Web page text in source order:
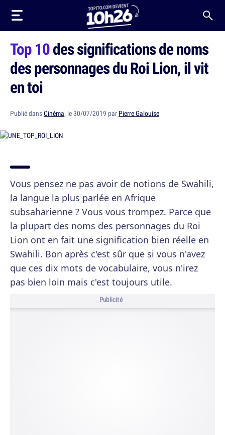
Top 10des significations de noms
des personnages du Roi Lion, il vit
en toi
Publié dansCinéma, le 30/07/2019 par Pierre Galouise
Vous pensez ne pas avoir de notions de Swahili,
la langue la plus parlée en Afrique
subsaharienne ? Vous vous trompez. Parce que
la plupart des noms des personnages du Roi
Lion ont en fait une signification bien réelle en
Swahili. Bon après c'est sûr que si vous n'avez
que ces dix mots de vocabulaire, vous n'irez
pas bien loin mais c'est toujours utile.
Publicité